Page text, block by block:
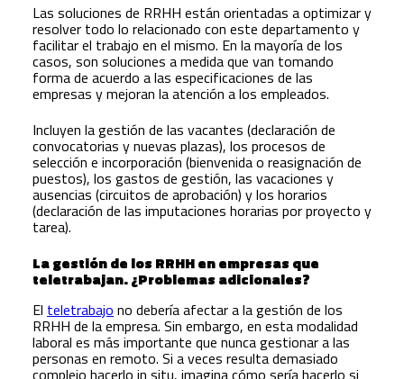
Las soluciones de RRHH están orientadas a optimizar y
resolver todo lo relacionado con este departamento y
facilitar el trabajo en el mismo. En la mayoría de los
casos, son soluciones a medida que van tomando
forma de acuerdo a las especificaciones de las
empresas y mejoran la atención a los empleados.
Incluyen la gestión de las vacantes (declaración de
convocatorias y nuevas plazas), los procesos de
selección e incorporación (bienvenida o reasignación de
puestos), los gastos de gestión, las vacaciones y
ausencias (circuitos de aprobación) y los horarios
(declaración de las imputaciones horarias por proyecto y
tarea).
La gestión de los RRHH en empresas que
teletrabajan. ¿Problemas adicionales?
El teletrabajo no debería afectar a la gestión de los
RRHH de la empresa. Sin embargo, en esta modalidad
laboral es más importante que nunca gestionar a las
personas en remoto. Si a veces resulta demasiado